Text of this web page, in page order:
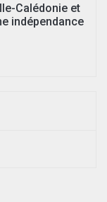
Calédonie et
indépendance